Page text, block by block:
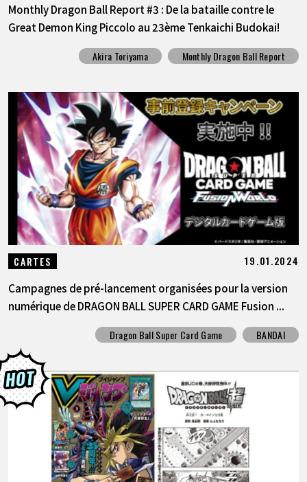
Monthly Dragon Ball Report #3 : De la bataille contre le
Great Demon King Piccolo au 23ème Tenkaichi Budokai!
Akira Toriyama Monthly Dragon Ball Report
CARTES 19.01.2024
Campagnes de pré-lancement organisées pour la version
numérique de DRAGON BALL SUPER CARD GAME Fusion ...
Dragon Ball Super Card Game BANDAI